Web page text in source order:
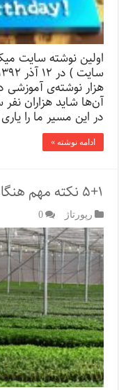
اولین نوشته سایت
هزار نوشته‌ی آموزشی
آن‌ها شاید هزاران
در این مسیر ما را
ادامه نوشته »
۵+۱ نکته مهم هنگام خرید نهال
رپورتاژ‌ 0